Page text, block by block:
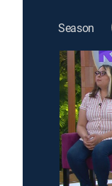
Season